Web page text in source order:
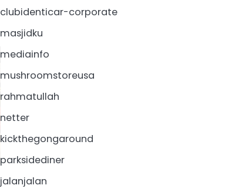
clubidenticar-corporate
masjidku
mediainfo
mushroomstoreusa
rahmatullah
netter
kickthegongaround
parksidediner
jalanjalan